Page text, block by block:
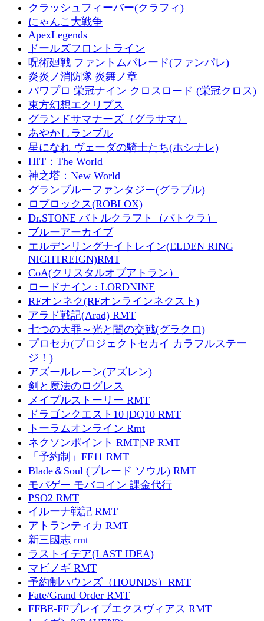
クラッシュフィーバー(クラフィ)
にゃんこ大戦争
ApexLegends
ドールズフロントライン
呪術廻戦 ファントムパレード(ファンパレ)
炎炎ノ消防隊 炎舞ノ章
パワプロ 栄冠ナイン クロスロード (栄冠クロス)
東方幻想エクリプス
グランドサマナーズ（グラサマ）
あやかしランブル
星になれ ヴェーダの騎士たち(ホシナレ)
HIT：The World
神之塔：New World
グランブルーファンタジー(グラブル)
ロブロックス(ROBLOX)
Dr.STONE バトルクラフト（バトクラ）
ブルーアーカイブ
エルデンリングナイトレイン(ELDEN RING
NIGHTREIGN)RMT
CoA(クリスタルオブアトラン）
ロードナイン : LORDNINE
RFオンネク(RFオンラインネクスト)
アラド戦記(Arad) RMT
七つの大罪～光と闇の交戦(グラクロ)
プロセカ(プロジェクトセカイ カラフルステー
ジ！)
アズールレーン(アズレン)
剣と魔法のログレス
メイプルストーリー RMT
ドラゴンクエスト10 |DQ10 RMT
トーラムオンライン Rmt
ネクソンポイント RMT|NP RMT
「予約制」FF11 RMT
Blade＆Soul (ブレード ソウル) RMT
モバゲー モバコイン 課金代行
PSO2 RMT
イルーナ戦記 RMT
アトランティカ RMT
新三國志 rmt
ラストイデア(LAST IDEA)
マビノギ RMT
予約制ハウンズ（HOUNDS）RMT
Fate/Grand Order RMT
FFBE-FFブレイブエクスヴィアス RMT